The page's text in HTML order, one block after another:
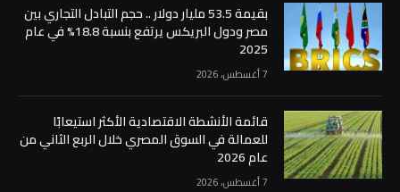
بقيمة 53.5 مليار دولار .. حجم التبادل التجاري بين
مصر ودول البريكس يرتفع بنسبة 18.8% في عام
2025
7 أغسطس، 2026
قائمة الأنشطة الاقتصادية الأكثر استيعابًا
للعمالة في السوق المصري خلال الربع الثاني من
عام 2026
7 أغسطس، 2026